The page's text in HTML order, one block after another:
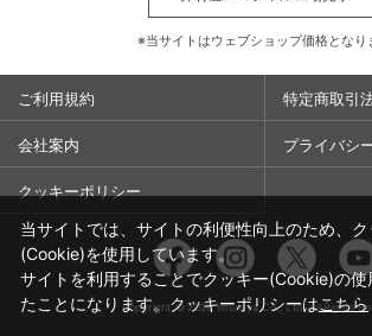
※当サイトはウェブショップ価格となり
ご利用規約 特定商取引
会社案内 プライバシ
クッキーポリシー
Copyright © 2026Imuraya Co., Ltd. All Rights
当サイトでは、サイトの利便性向上のため、ク
(Cookie)を使用しています。
サイトを利用することでクッキー(Cookie)の使
たことになります。クッキーポリシーはこちら